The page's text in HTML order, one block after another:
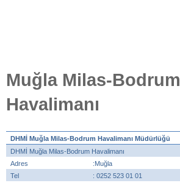
Muğla Milas-Bodrum
Havalimanı
DHMİ Muğla Milas-Bodrum Havalimanı Müdürlüğü
DHMİ Muğla Milas-Bodrum Havalimanı
Adres
:Muğla
Tel
: 0252 523 01 01